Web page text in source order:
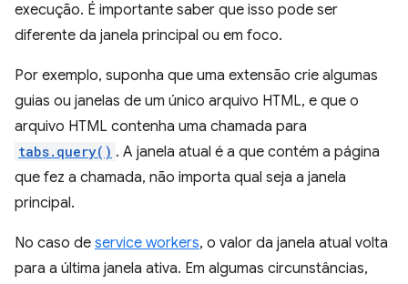
execução. É importante saber que isso pode ser
diferente da janela principal ou em foco.
Por exemplo, suponha que uma extensão crie algumas
guias ou janelas de um único arquivo HTML, e que o
arquivo HTML contenha uma chamada para
tabs.query() . A janela atual é a que contém a página
que fez a chamada, não importa qual seja a janela
principal.
No caso de service workers, o valor da janela atual volta
para a última janela ativa. Em algumas circunstâncias,